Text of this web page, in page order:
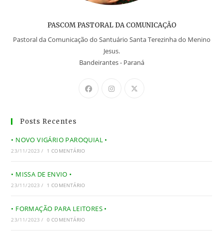
PASCOM PASTORAL DA COMUNICAÇÃO
Pastoral da Comunicação do Santuário Santa Terezinha do Menino
Jesus.
Bandeirantes - Paraná
Posts Recentes
• NOVO VIGÁRIO PAROQUIAL •
23/11/2023 / 1 COMENTÁRIO
• MISSA DE ENVIO •
23/11/2023 / 1 COMENTÁRIO
• FORMAÇÃO PARA LEITORES •
23/11/2023 / 0 COMENTÁRIO